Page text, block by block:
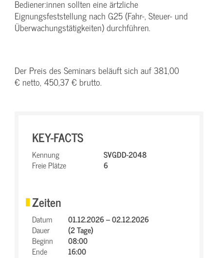
Bediener:innen sollten eine ärtzliche
Eignungsfeststellung nach G25 (Fahr-, Steuer- und
Überwachungstätigkeiten) durchführen.
Der Preis des Seminars beläuft sich auf 381,00
€ netto, 450,37 € brutto.
KEY-FACTS
Kennung
SVGDD-2048
Freie Plätze
6
Zeiten
Datum
01.12.2026 – 02.12.2026
Dauer
(2 Tage)
Beginn
08:00
Ende
16:00